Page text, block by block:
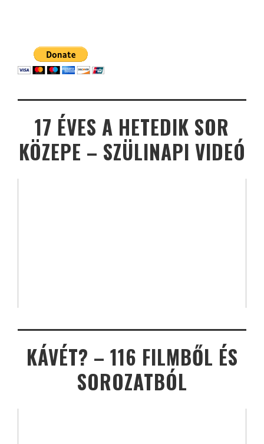
17 ÉVES A HETEDIK SOR
KÖZEPE – SZÜLINAPI VIDEÓ
KÁVÉT? – 116 FILMBŐL ÉS
SOROZATBÓL